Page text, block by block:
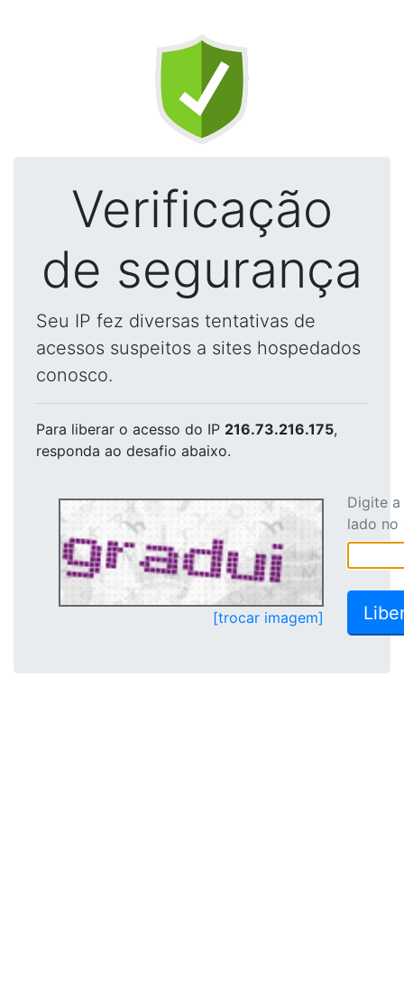
Verificação
de segurança
Seu IP fez diversas tentativas de
acessos suspeitos a sites hospedados
conosco.
Para liberar o acesso do IP 216.73.216.175,
responda ao desafio abaixo.
[trocar imagem]
Digite
lado no